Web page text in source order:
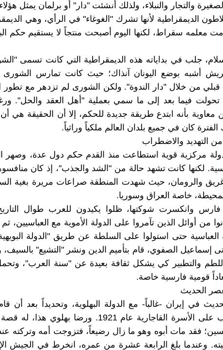
والتجار والنبلاء، ولذلك أُنشئت "دار" أو برلمان يمثل
الديمقراطية لأنها تشرك "الغوغاء" في الرأي، وهي
معلمه سقراط، لكنها اليوم أصبحت منتجاً لا يستقيم حكم
جلب في بداياته هذه الديمقراطية التي كانت تسمى
أشبه بوضع اليونان آنذاك؛ حيث كانت تمارس
قبلي من خلال "دار الندوة". ولكن الشورى لم تزدهر مع تطور
تحولت فيما بعد إلى ما سمي بعملية "أهل العقد والحل".
معاوية بأنه ابتدع طريقة جديدة للحكم، إلا أن الحقيقة هي
كان في جميع بلدان العالم ملكياً وراثياً.
من التهديد والاضطراب
مركزية قوية استطاعت منذ القدم حكم دول عدة، وصهر
لكنها كانت تشهد حالة من "الشد والجذب"، إذ كان
والرومان، حيث شهدت المنطقة صراعات مريرة بغية
خاصة العراق وسوريا.
وانكسرت شوكتها، ظلوا يكيدون للعرب طوال التاريخ
من أوائل الذين تآمروا على الدولة الأموية مع العباسيين،
حتى استولوا على السلطة عن طريق "الدولة
إسماعيل الصفوي، قام بتأميم الدين ونشر "التشيع" بالسيف،
والتطبير كي يشكل ثقافة بعيدة عن "سنة العرب"،
قومية فارسية خاصة.
الحديث
في إيران -غالباً- مع الدولة البهلوية، وتحديداً بعد أن
بهلوي بالانقلاب على الأسرة القاجارية عام 1921. ورضا بهلوي
فقد مات أبوه وهو ما زال رضيعاً، فتزوجت أمه وتركته
وعندما بلغ الرابعة عشرة من عمره، انخرط في الجيش